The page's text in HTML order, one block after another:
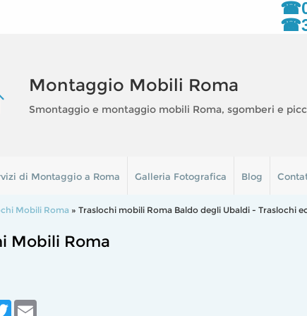
Montaggio Mobili Roma
Smontaggio e montaggio mobili Roma, sgomberi e
di Montaggio a Roma Galleria Fotografica Blog
Mobili Roma » Traslochi mobili Roma Baldo degli Ubaldi - Traslochi
Mobili Roma
Twitter